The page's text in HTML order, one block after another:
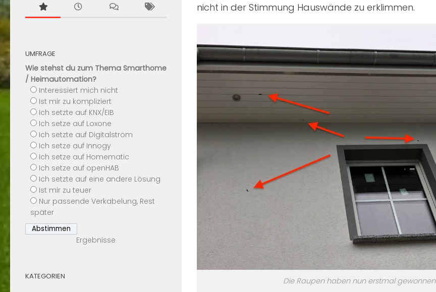
nicht in der Stimmung Hauswände zu erklimmen.
Die Raupen haben nun erstmal gewonnen
UMFRAGE
Wie stehst du zum Thema Smarthome
/ Heimautomation?
Interessiert mich nicht
Ist mir zu kompliziert
Ich setzte auf KNX/EIB
Ich setze auf Loxone
Ich setzte auf Digitalstrom
Ich setze auf Innogy
Ich setze auf Homematic
Ich setze auf openHAB
Ich setzte auf eine andere Lösung
Ist mir zu teuer
Nur passende Verkabelung, Rest
später
Ergebnisse
KATEGORIEN